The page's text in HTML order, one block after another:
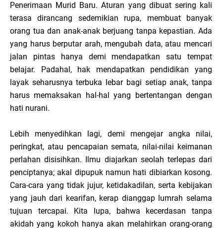
Penerimaan Murid Baru. Aturan yang dibuat sering kali
terasa dirancang sedemikian rupa, membuat banyak
orang tua dan anak-anak berjuang tanpa kepastian. Ada
yang harus berputar arah, mengubah data, atau mencari
jalan pintas hanya demi mendapatkan satu tempat
belajar. Padahal, hak mendapatkan pendidikan yang
layak seharusnya terbuka lebar bagi setiap anak, tanpa
harus memaksakan hal-hal yang bertentangan dengan
hati nurani.
Lebih menyedihkan lagi, demi mengejar angka nilai,
peringkat, atau pencapaian semata, nilai-nilai keimanan
perlahan disisihkan. Ilmu diajarkan seolah terlepas dari
penciptanya; akal dipupuk namun hati dibiarkan kosong.
Cara-cara yang tidak jujur, ketidakadilan, serta kebijakan
yang jauh dari kearifan, kerap dianggap lumrah selama
tujuan tercapai. Kita lupa, bahwa kecerdasan tanpa
akidah yang kokoh hanya akan melahirkan orang-orang